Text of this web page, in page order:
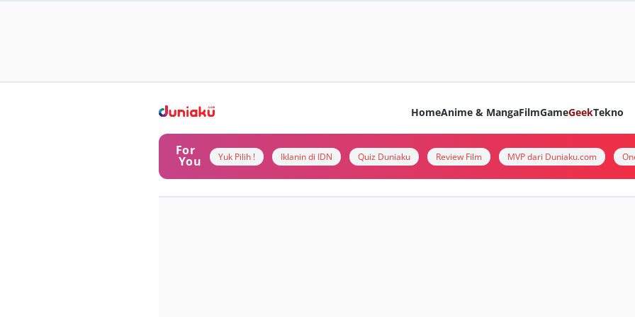
HomeAnime & MangaFilmGameGeekTekno
For
You Yuk Pilih ! Iklanin di IDN Quiz Duniaku Review Film MVP dari Duniaku.com